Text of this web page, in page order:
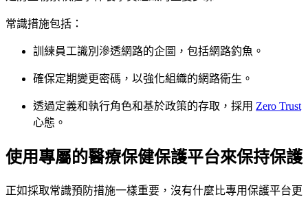
常識措施包括：
訓練員工識別滲透網路的企圖，包括網路釣魚。
確保定期變更密碼，以強化組織的網路衛生。
透過定義和執行角色和基於政策的存取，採用 Zero Trust
心態。
使用專屬的醫療保健保護平台來保持保護
正如採取常識預防措施一樣重要，沒有什麼比專用保護平台更